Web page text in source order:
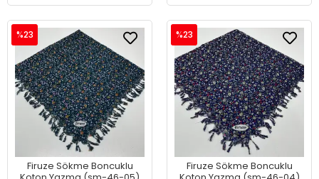
Firuze Sökme Boncuklu
%23
Firuze Sökme Boncuklu
%23